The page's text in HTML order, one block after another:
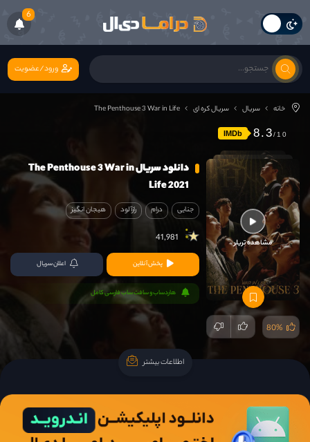
6
ورود/عضویت
خانه سریال سریال کره ای The Penthouse 3 War in Life
IMDb 8.3
مشاهده تریلر
80%
دانلود سریال The Penthouse 3 War in
Life 2021
جنایی درام رازآلود هیجان انگیز
41,981
پخش آنلاین اعلان سریال
هاردساب و سافت ساب فارسی کامل
اطلاعات بیشتر